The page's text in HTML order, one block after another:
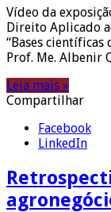
Vídeo da
Direito Aplicado
“Bases
Prof. Me. Albenir
Leia mais »
Compartilhar
Facebook
LinkedIn